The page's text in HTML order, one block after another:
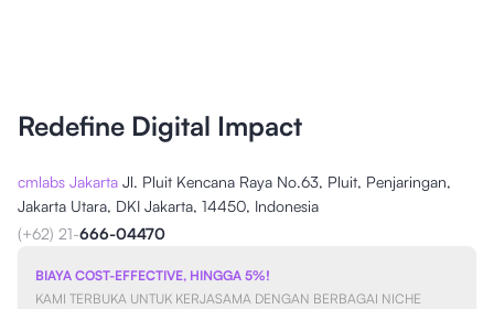
Redefine Digital Impact
cmlabs Jakarta Jl. Pluit Kencana Raya No.63, Pluit, Penjaringan,
Jakarta Utara, DKI Jakarta, 14450, Indonesia
(+62) 21-666-04470
BIAYA COST-EFFECTIVE, HINGGA 5%!
KAMI TERBUKA UNTUK KERJASAMA DENGAN BERBAGAI NICHE